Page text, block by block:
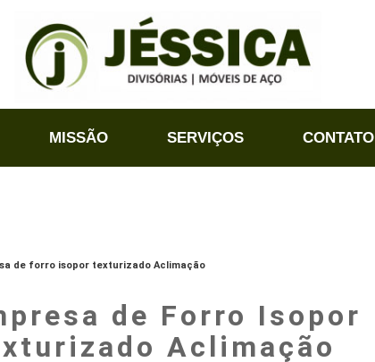
MISSÃO SERVIÇOS CONTATO
de forro isopor texturizado Aclimação
de Forro Isopor
Aclimação